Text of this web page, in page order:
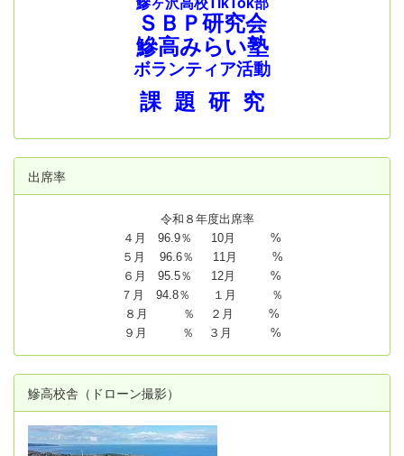
ＳＢＰ研究会
鰺高みらい塾
ボランティア活動
課 題 研 究
出席率
令和８年度出席率
４月 96.9％ 10月 %
５月 96.6％ 11月 %
６月 95.5％ 12月 %
７月 94.8％ １月 ％
８月 ％ ２月 %
９月 ％ ３月 %
鰺高校舎（ドローン撮影）